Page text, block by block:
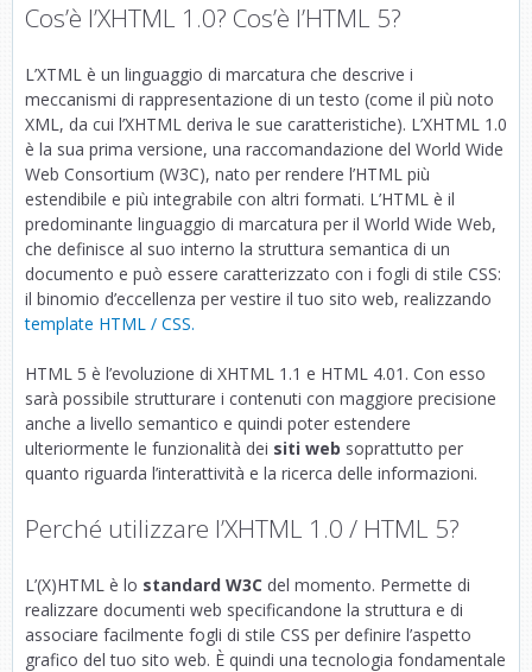
Cos’è l’XHTML 1.0? Cos’è l’HTML 5?
L’XTML è un linguaggio di marcatura che descrive i
meccanismi di rappresentazione di un testo (come il più noto
XML, da cui l’XHTML deriva le sue caratteristiche). L’XHTML 1.0
è la sua prima versione, una raccomandazione del World Wide
Web Consortium (W3C), nato per rendere l’HTML più
estendibile e più integrabile con altri formati. L’HTML è il
predominante linguaggio di marcatura per il World Wide Web,
che definisce al suo interno la struttura semantica di un
documento e può essere caratterizzato con i fogli di stile CSS:
il binomio d’eccellenza per vestire il tuo sito web, realizzando
template HTML / CSS.
HTML 5 è l’evoluzione di XHTML 1.1 e HTML 4.01. Con esso
sarà possibile strutturare i contenuti con maggiore precisione
anche a livello semantico e quindi poter estendere
ulteriormente le funzionalità dei siti web soprattutto per
quanto riguarda l’interattività e la ricerca delle informazioni.
Perché utilizzare l’XHTML 1.0 / HTML 5?
L’(X)HTML è lo standard W3C del momento. Permette di
realizzare documenti web specificandone la struttura e di
associare facilmente fogli di stile CSS per definire l’aspetto
grafico del tuo sito web. È quindi una tecnologia fondamentale